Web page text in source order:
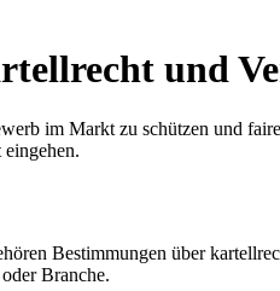
und
im Markt zu schützen und
Bestimmungen über
Branche.